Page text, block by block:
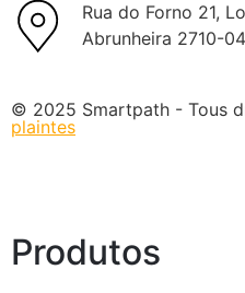
Rua do Forno 21,
Abrunheira 2710-
© 2025 Smartpath - Tous
plaintes
Produtos